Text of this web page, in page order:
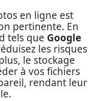
en ligne est
pertinente. En
tels que Google
les risques
le stockage
à vos fichiers
rendant leur